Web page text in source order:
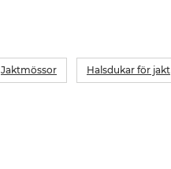
Jaktmössor Halsdukar för jakt